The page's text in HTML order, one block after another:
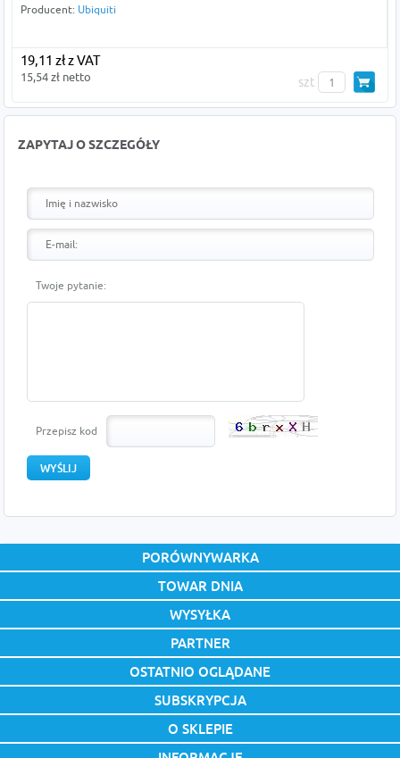
Producent: Ubiquiti
19,11 zł z VAT
15,54 zł netto szt
ZAPYTAJ O SZCZEGÓŁY
Twoje pytanie:
Przepisz kod
PORÓWNYWARKA
TOWAR DNIA
WYSYŁKA
PARTNER
OSTATNIO OGLĄDANE
SUBSKRYPCJA
O SKLEPIE